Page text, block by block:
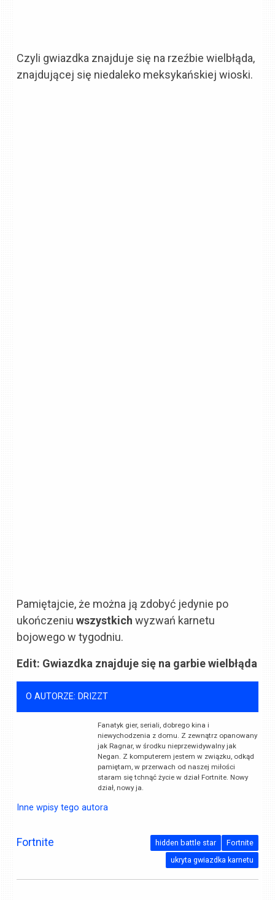
Czyli gwiazdka znajduje się na rzeźbie wielbłąda,
znajdującej się niedaleko meksykańskiej wioski.
Pamiętajcie, że można ją zdobyć jedynie po
ukończeniuwszystkich wyzwań karnetu
bojowego w tygodniu.
Edit: Gwiazdka znajduje się na garbie wielbłąda
O AUTORZE: DRIZZT
Fanatyk gier, seriali, dobrego kina i
niewychodzenia z domu. Z zewnątrz opanowany
jak Ragnar, w środku nieprzewidywalny jak
Negan. Z komputerem jestem w związku, odkąd
pamiętam, w przerwach od naszej miłości
staram się tchnąć życie w dział Fortnite. Nowy
dział, nowy ja.
Inne wpisy tego autora
Fortnite Fortnite
hidden battle star
ukryta gwiazdka karnetu